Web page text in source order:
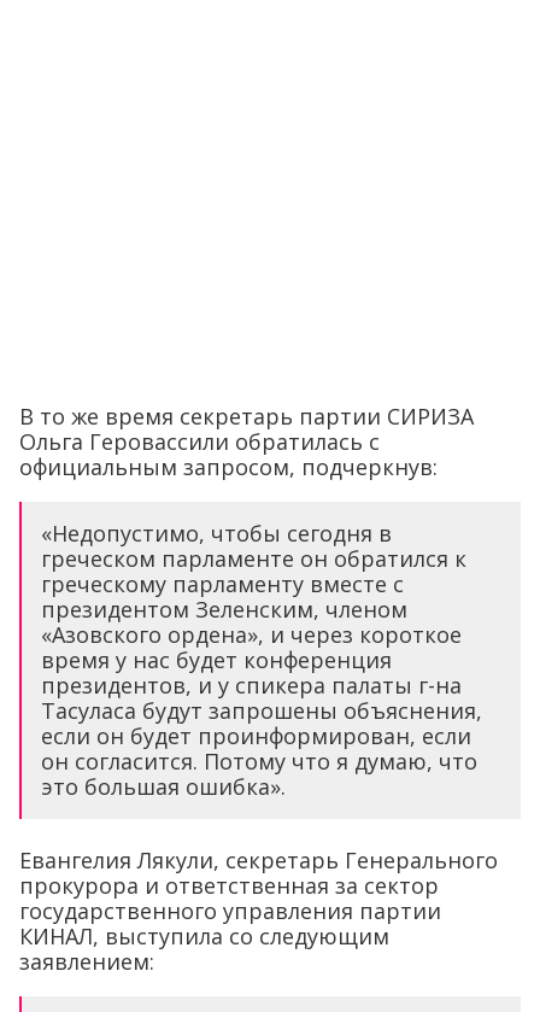
В то же время секретарь партии СИРИЗА
Ольга Геровассили обратилась с
официальным запросом, подчеркнув:
«Недопустимо, чтобы сегодня в
греческом парламенте он обратился к
греческому парламенту вместе с
президентом Зеленским, членом
«Азовского ордена», и через короткое
время у нас будет конференция
президентов, и у спикера палаты г-на
Тасуласа будут запрошены объяснения,
если он будет проинформирован, если
он согласится. Потому что я думаю, что
это большая ошибка».
Евангелия Лякули, секретарь Генерального
прокурора и ответственная за сектор
государственного управления партии
КИНАЛ, выступила со следующим
заявлением: